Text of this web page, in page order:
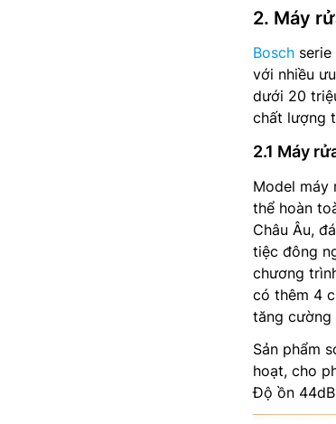
2. Máy
Bosch
với nhiều
dưới 20
chất lượng
2.1 Máy
Model máy
thể hoàn
Châu Âu,
tiệc đông
chương
có thêm 4
tăng cường
Sản phẩm
hoạt, cho
Độ ồn